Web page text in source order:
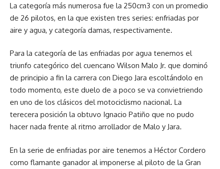
La categoría más numerosa fue la 250cm3 con un promedio
de 26 pilotos, en la que existen tres series: enfriadas por
aire y agua, y categoría damas, respectivamente.
Para la categoría de las enfriadas por agua tenemos el
triunfo categórico del cuencano Wilson Malo Jr. que dominó
de principio a fin la carrera con Diego Jara escoltándolo en
todo momento, este duelo de a poco se va convietriendo
en uno de los clásicos del motociclismo nacional. La
terecera posición la obtuvo Ignacio Patiño que no pudo
hacer nada frente al ritmo arrollador de Malo y Jara.
En la serie de enfriadas por aire tenemos a Héctor Cordero
como flamante ganador al imponerse al piloto de la Gran